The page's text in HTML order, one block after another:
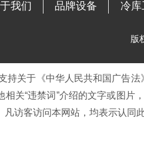
我们 品牌设备 冷库
版
持关于《中华人民共和国广告
相关“违禁词”介绍的文字或图
访客访问本网站，均表示认同